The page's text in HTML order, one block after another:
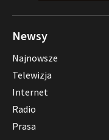
Newsy
Najnowsze
Telewizja
Internet
Radio
Prasa